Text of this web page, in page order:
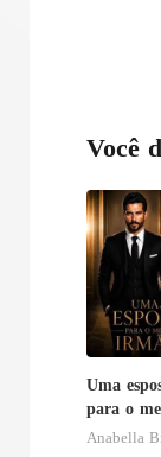
Você
Uma
para o
irmão
Anabella